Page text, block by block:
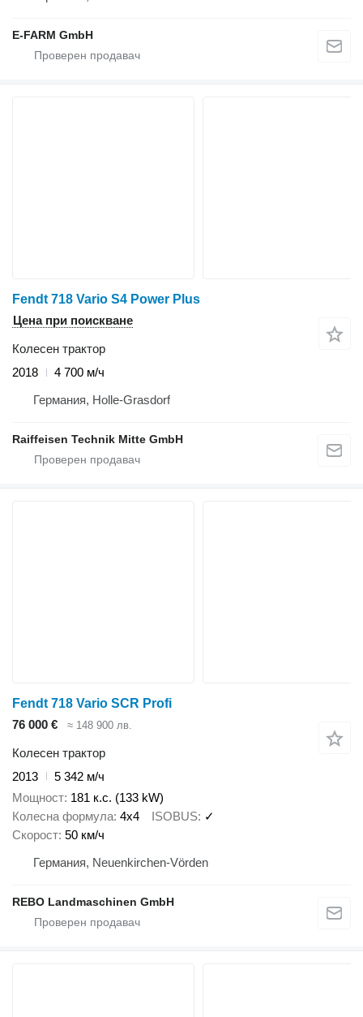
E-FARM GmbH
Fendt 718 Vario S4 Power Plus
Цена при поискване
Колесен трактор
2018
4 700 м/ч
Германия, Holle-Grasdorf
Raiffeisen Technik Mitte GmbH
Fendt 718 Vario SCR Profi
76 000 €
≈ 148 900 лв.
Колесен трактор
2013
5 342 м/ч
Мощност 181 к.с. (133 kW)
Колесна формула 4x4 ISOBUS ✓
Скорост 50 км/ч
Германия, Neuenkirchen-Vörden
REBO Landmaschinen GmbH